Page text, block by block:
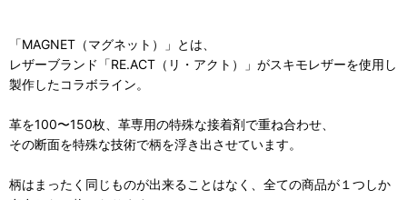
「MAGNET（マグネット）」とは、
レザーブランド「RE.ACT（リ・アクト）」がスキモレザーを使用し
製作したコラボライン。
革を100〜150枚、革専用の特殊な接着剤で重ね合わせ、
その断面を特殊な技術で柄を浮き出させています。
柄はまったく同じものが出来ることはなく、全ての商品が１つしか